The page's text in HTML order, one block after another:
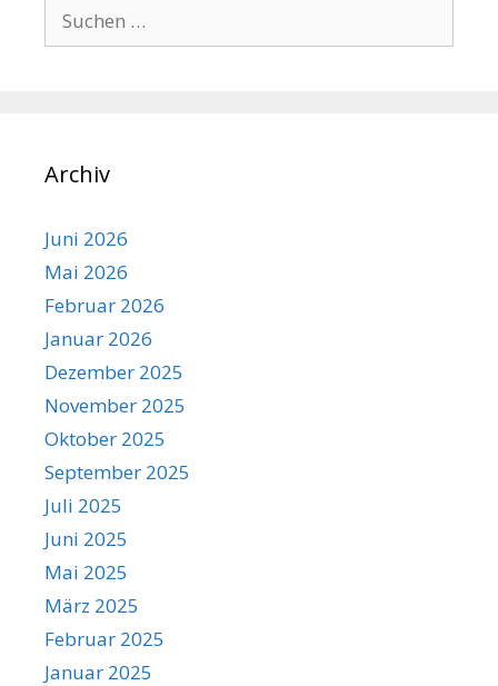
nach:
Archiv
Juni 2026
Mai 2026
Februar 2026
Januar 2026
Dezember 2025
November 2025
Oktober 2025
September 2025
Juli 2025
Juni 2025
Mai 2025
März 2025
Februar 2025
Januar 2025